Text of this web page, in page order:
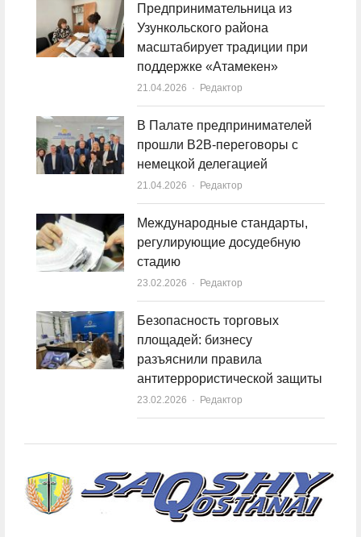
Предпринимательница из
Узункольского района
масштабирует традиции при
поддержке «Атамекен»
21.04.2026 Author
Редактор
В Палате предпринимателей
прошли B2B-переговоры с
немецкой делегацией
21.04.2026 Author
Редактор
Международные стандарты,
регулирующие досудебную
стадию
23.02.2026 Author
Редактор
Безопасность торговых
площадей: бизнесу
разъяснили правила
антитеррористической защиты
23.02.2026 Author
Редактор